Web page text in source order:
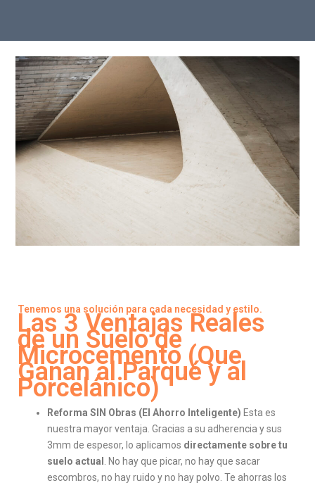
Tenemos una solución para cada necesidad y estilo.
Las 3 Ventajas Reales
de un Suelo de
Microcemento (Que
Ganan al Parqué y al
Porcelánico)
Reforma SIN Obras (El Ahorro Inteligente) Esta es
nuestra mayor ventaja. Gracias a su adherencia y sus
3mm de espesor, lo aplicamos directamente sobre tu
suelo actual
. No hay que picar, no hay que sacar
escombros, no hay ruido y no hay polvo. Te ahorras los